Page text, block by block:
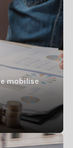
mobilise